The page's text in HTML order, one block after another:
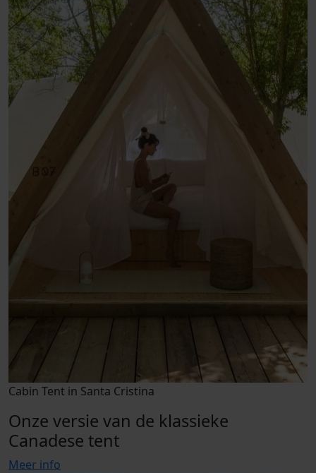
Cabin Tent in Santa Cristina
Onze versie van de klassieke
Canadese tent
Meer info